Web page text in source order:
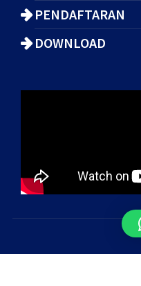
PENDAFTARAN
DOWNLOAD